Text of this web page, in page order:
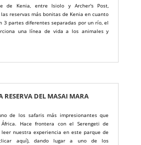
de Kenia, entre Isiolo y Archer's Post,
reservas más bonitas de Kenia en cuanto
3 partes diferentes separadas por un río, el
una línea de vida a los animales y
RESERVA DEL MASAI MARA
de los safaris más impresionantes que
Hace frontera con el Serengeti de
nuestra experiencia en este parque de
aquí), dando lugar a uno de los